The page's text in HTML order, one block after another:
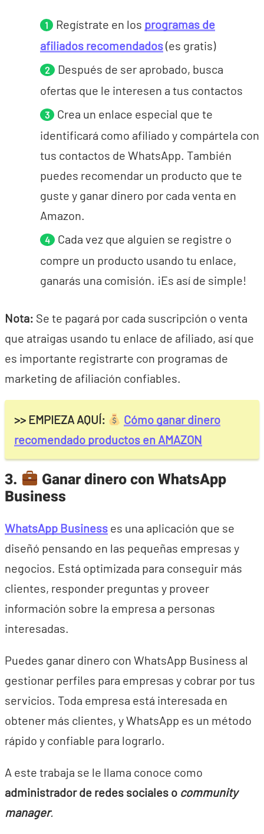
Regístrate en los programas de
afiliados recomendados(es gratis)
Después de ser aprobado, busca
ofertas que le interesen a tus contactos
Crea un enlace especial que te
identificará como afiliado y compártela con
tus contactos de WhatsApp. También
puedes recomendar un producto que te
guste y ganar dinero por cada venta en
Amazon.
Cada vez que alguien se registre o
compre un producto usando tu enlace,
ganarás una comisión. ¡Es así de simple!
Nota: Se te pagará por cada suscripción o venta
que atraigas usando tu enlace de afiliado, así que
es importante registrarte con programas de
marketing de afiliación confiables.
>> EMPIEZA AQUÍ:
Cómo ganar dinero
recomendado productos en AMAZON
3.
Ganar dinero con WhatsApp
Business
WhatsApp Business es una aplicación que se
diseñó pensando en las pequeñas empresas y
negocios. Está optimizada para conseguir más
clientes, responder preguntas y proveer
información sobre la empresa a personas
interesadas.
Puedes ganar dinero con WhatsApp Business al
gestionar perfiles para empresas y cobrar por tus
servicios. Toda empresa está interesada en
obtener más clientes, y WhatsApp es un método
rápido y confiable para lograrlo.
A este trabaja se le llama conoce como
administrador de redes sociales o community
manager.